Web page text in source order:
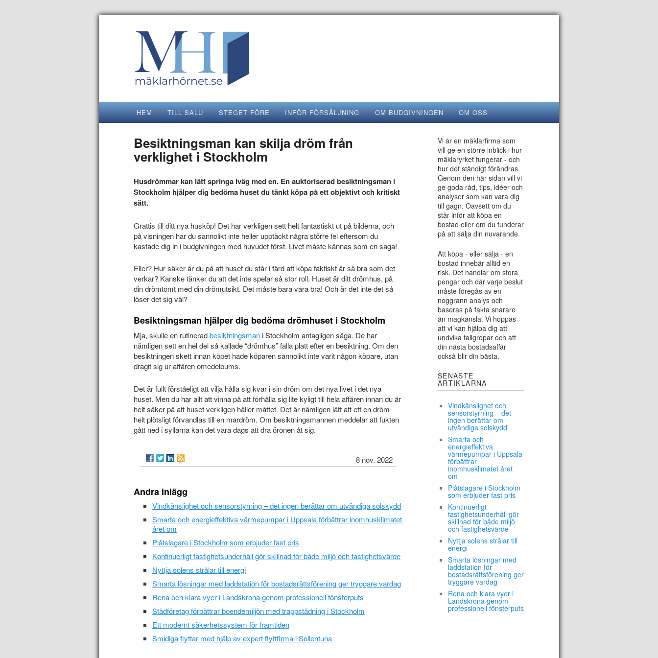
HEM TILL SALU STEGET FÖRE INFÖR FÖRSÄLJNING OM BUDGIVNINGEN OM OSS
Besiktningsman kan skilja dröm från
verklighet i Stockholm
Husdrömmar kan lätt springa iväg med en. En auktoriserad besiktningsman i
Stockholm hjälper dig bedöma huset du tänkt köpa på ett objektivt och kritiskt
sätt.
Grattis till ditt nya husköp! Det har verkligen sett helt fantastiskt ut på bilderna, och
på visningen har du sannolikt inte heller upptäckt några större fel eftersom du
kastade dig in i budgivningen med huvudet först. Livet måste kännas som en saga!
Eller? Hur säker är du på att huset du står i färd att köpa faktiskt är så bra som det
verkar? Kanske tänker du att det inte spelar så stor roll. Huset är ditt drömhus, på
din drömtomt med din drömutsikt. Det måste bara vara bra! Och är det inte det så
löser det sig väl?
Besiktningsman hjälper dig bedöma drömhuset i Stockholm
Mja, skulle en rutineradbesiktningsman i Stockholm antagligen säga. De har
nämligen sett en hel del så kallade “drömhus” falla platt efter en besiktning. Om den
besiktningen skett innan köpet hade köparen sannolikt inte varit någon köpare, utan
dragit sig ur affären omedelbums.
Det är fullt förståeligt att vilja hålla sig kvar i sin dröm om det nya livet i det nya
huset. Men du har allt att vinna på att förhålla sig lite kyligt till hela affären innan du är
helt säker på att huset verkligen håller måttet. Det är nämligen lätt att ett en dröm
helt plötsligt förvandlas till en mardröm. Om besiktningsmannen meddelar att fukten
gått ned i syllarna kan det vara dags att dra öronen åt sig.
8 nov. 2022
Andra inlägg
Vindkänslighet och sensorstyrning – det ingen berättar om utvändiga solskydd
Smarta och energieffektiva värmepumpar i Uppsala förbättrar inomhusklimatet
året om
Plåtslagare i Stockholm som erbjuder fast pris
Kontinuerligt fastighetsunderhåll gör skillnad för både miljö och fastighetsvärde
Nyttja solens strålar till energi
Smarta lösningar med laddstation för bostadsrättsförening ger tryggare vardag
Rena och klara vyer i Landskrona genom professionell fönsterputs
Städföretag förbättrar boendemiljön med trappstädning i Stockholm
Ett modernt säkerhetssystem för framtiden
Smidiga flyttar med hjälp av expert flyttfirma i Sollentuna
Vi är en mäklarfirma som
vill ge en större inblick i hur
mäklaryrket fungerar - och
hur det ständigt förändras.
Genom den här sidan vill vi
ge goda råd, tips, idéer och
analyser som kan vara dig
till gagn. Oavsett om du
står inför att köpa en
bostad eller om du funderar
på att sälja din nuvarande.
Att köpa - eller sälja - en
bostad innebär alltid en
risk. Det handlar om stora
pengar och där varje beslut
måste föregås av en
noggrann analys och
baseras på fakta snarare
än magkänsla. Vi hoppas
att vi kan hjälpa dig att
undvika fallgropar och att
din nästa bostadsaffär
också blir din bästa.
SENASTE
ARTIKLARNA
Vindkänslighet och
sensorstyrning – det
ingen berättar om
utvändiga solskydd
Smarta och
energieffektiva
värmepumpar i Uppsala
förbättrar
inomhusklimatet året
om
Plåtslagare i Stockholm
som erbjuder fast pris
Kontinuerligt
fastighetsunderhåll gör
skillnad för både miljö
och fastighetsvärde
Nyttja solens strålar till
energi
Smarta lösningar med
laddstation för
bostadsrättsförening ger
tryggare vardag
Rena och klara vyer i
Landskrona genom
professionell fönsterputs